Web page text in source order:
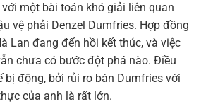
một bài toán khó giải liên quan
vệ phải Denzel Dumfries. Hợp đồng
Lan đang đến hồi kết thúc, và việc
chưa có bước đột phá nào. Điều
bị động, bởi rủi ro bán Dumfries với
của anh là rất lớn.